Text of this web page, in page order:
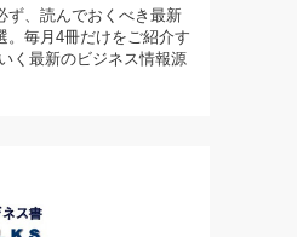
ず、読んでおくべき最新
毎月4冊だけをご紹介す
く最新のビジネス情報源